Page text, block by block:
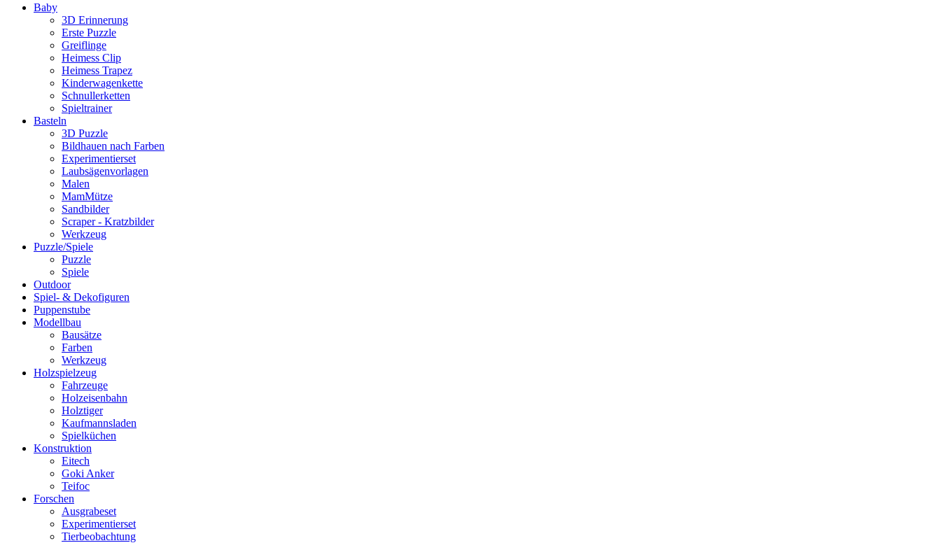
Baby
3D Erinnerung
Erste Puzzle
Greiflinge
Heimess Clip
Heimess Trapez
Kinderwagenkette
Schnullerketten
Spieltrainer
Basteln
3D Puzzle
Bildhauen nach Farben
Experimentierset
Laubsägenvorlagen
Malen
MamMütze
Sandbilder
Scraper - Kratzbilder
Werkzeug
Puzzle/Spiele
Puzzle
Spiele
Outdoor
Spiel- & Dekofiguren
Puppenstube
Modellbau
Bausätze
Farben
Werkzeug
Holzspielzeug
Fahrzeuge
Holzeisenbahn
Holztiger
Kaufmannsladen
Spielküchen
Konstruktion
Eitech
Goki Anker
Teifoc
Forschen
Ausgrabeset
Experimentierset
Tierbeobachtung